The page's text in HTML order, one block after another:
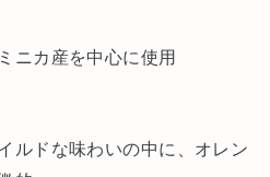
ニカ産を中心に使用
ルドな味わいの中に、オレン